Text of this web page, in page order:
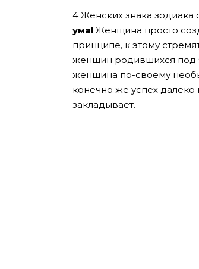
4 Женских знака
ума! Женщина просто
принципе, к этому
женщин родившихся под
женщина по-своему
конечно же успех далеко
закладывает.